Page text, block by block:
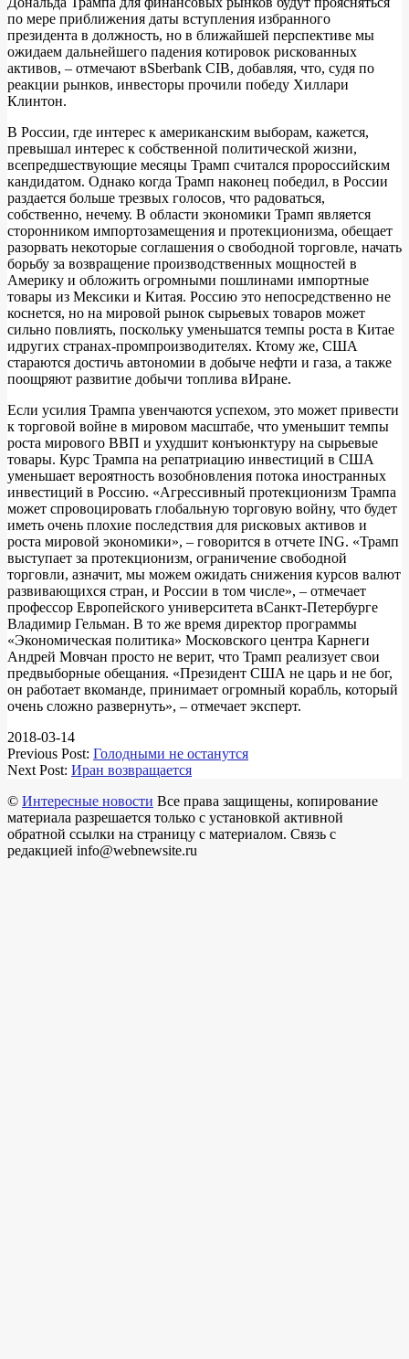
по мере приближения даты вступления избранного
президента в должность, но в ближайшей перспективе мы
ожидаем дальнейшего падения котировок рискованных
активов, – отмечают вSberbank CIB, добавляя, что, судя по
реакции рынков, инвесторы прочили победу Хиллари
Клинтон.
В России, где интерес к американским выборам, кажется,
превышал интерес к собственной политической жизни,
всепредшествующие месяцы Трамп считался пророссийским
кандидатом. Однако когда Трамп наконец победил, в России
раздается больше трезвых голосов, что радоваться,
собственно, нечему. В области экономики Трамп является
сторонником импортозамещения и протекционизма, обещает
разорвать некоторые соглашения о свободной торговле, начать
борьбу за возвращение производственных мощностей в
Америку и обложить огромными пошлинами импортные
товары из Мексики и Китая. Россию это непосредственно не
коснется, но на мировой рынок сырьевых товаров может
сильно повлиять, поскольку уменьшатся темпы роста в Китае
идругих странах-промпроизводителях. Ктому же, США
стараются достичь автономии в добыче нефти и газа, а также
поощряют развитие добычи топлива вИране.
Если усилия Трампа увенчаются успехом, это может привести
к торговой войне в мировом масштабе, что уменьшит темпы
роста мирового ВВП и ухудшит конъюнктуру на сырьевые
товары. Курс Трампа на репатриацию инвестиций в США
уменьшает вероятность возобновления потока иностранных
инвестиций в Россию. «Агрессивный протекционизм Трампа
может спровоцировать глобальную торговую войну, что будет
иметь очень плохие последствия для рисковых активов и
роста мировой экономики», – говорится в отчете ING. «Трамп
выступает за протекционизм, ограничение свободной
торговли, азначит, мы можем ожидать снижения курсов валют
развивающихся стран, и России в том числе», – отмечает
профессор Европейского университета вСанкт-Петербурге
Владимир Гельман. В то же время директор программы
«Экономическая политика» Московского центра Карнеги
Андрей Мовчан просто не верит, что Трамп реализует свои
предвыборные обещания. «Президент США не царь и не бог,
он работает вкоманде, принимает огромный корабль, который
очень сложно развернуть», – отмечает эксперт.
2018-03-14
Previous Post: Голодными не останутся
Next Post: Иран возвращается
© Интересные новости Все права защищены, копирование
материала разрешается только с установкой активной
обратной ссылки на страницу с материалом. Связь с
редакцией info@webnewsite.ru